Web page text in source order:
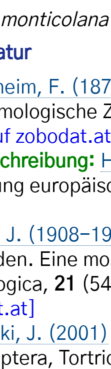
F.
J. (1908-
Eine
21
J. (2001)